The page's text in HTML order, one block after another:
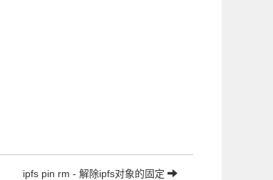
ipfs pin rm - 解除ipfs对象的固定